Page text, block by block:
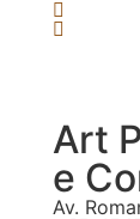
Art
e
Av.